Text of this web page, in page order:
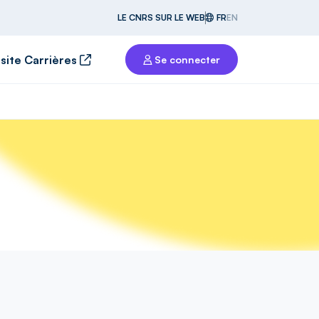
LE CNRS SUR LE WEB FREN
Carrières Se connecter